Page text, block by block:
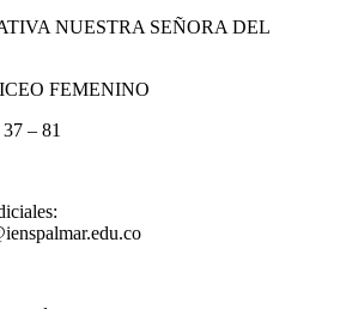
NUESTRA SEÑORA DEL
FEMENINO
– 81